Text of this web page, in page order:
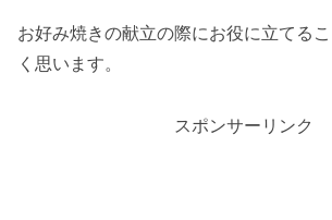
お好み焼きの献立の際にお役に立てる
く思います。
スポンサーリンク